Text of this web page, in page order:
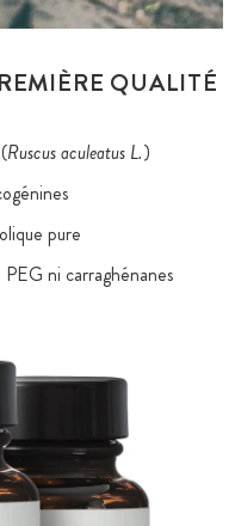
QUALITÉ
Ruscus aculeatus L.)
pure
ni carraghénanes